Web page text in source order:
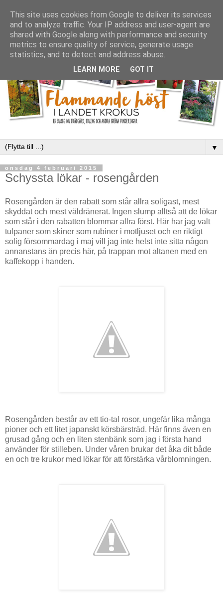
▼
onsdag 4 februari 2015
Schyssta lökar - rosengården
Rosengården är den rabatt som står allra soligast, mest
skyddat och mest väldränerat. Ingen slump alltså att de lökar
som står i den rabatten blommar allra först. Här har jag valt
tulpaner som skiner som rubiner i motljuset och en riktigt
solig försommardag i maj vill jag inte helst inte sitta någon
annanstans än precis här, på trappan mot altanen med en
kaffekopp i handen.
Rosengården består av ett tio-tal rosor, ungefär lika många
pioner och ett litet japanskt körsbärsträd. Här finns även en
grusad gång och en liten stenbänk som jag i första hand
använder för stilleben. Under våren brukar det åka dit både
en och tre krukor med lökar för att förstärka vårblomningen.
This site uses cookies from Google to deliver its services
and to analyze traffic. Your IP address and user-agent are
shared with Google along with performance and security
metrics to ensure quality of service, generate usage
statistics, and to detect and address abuse.
LEARN MORE GOT IT